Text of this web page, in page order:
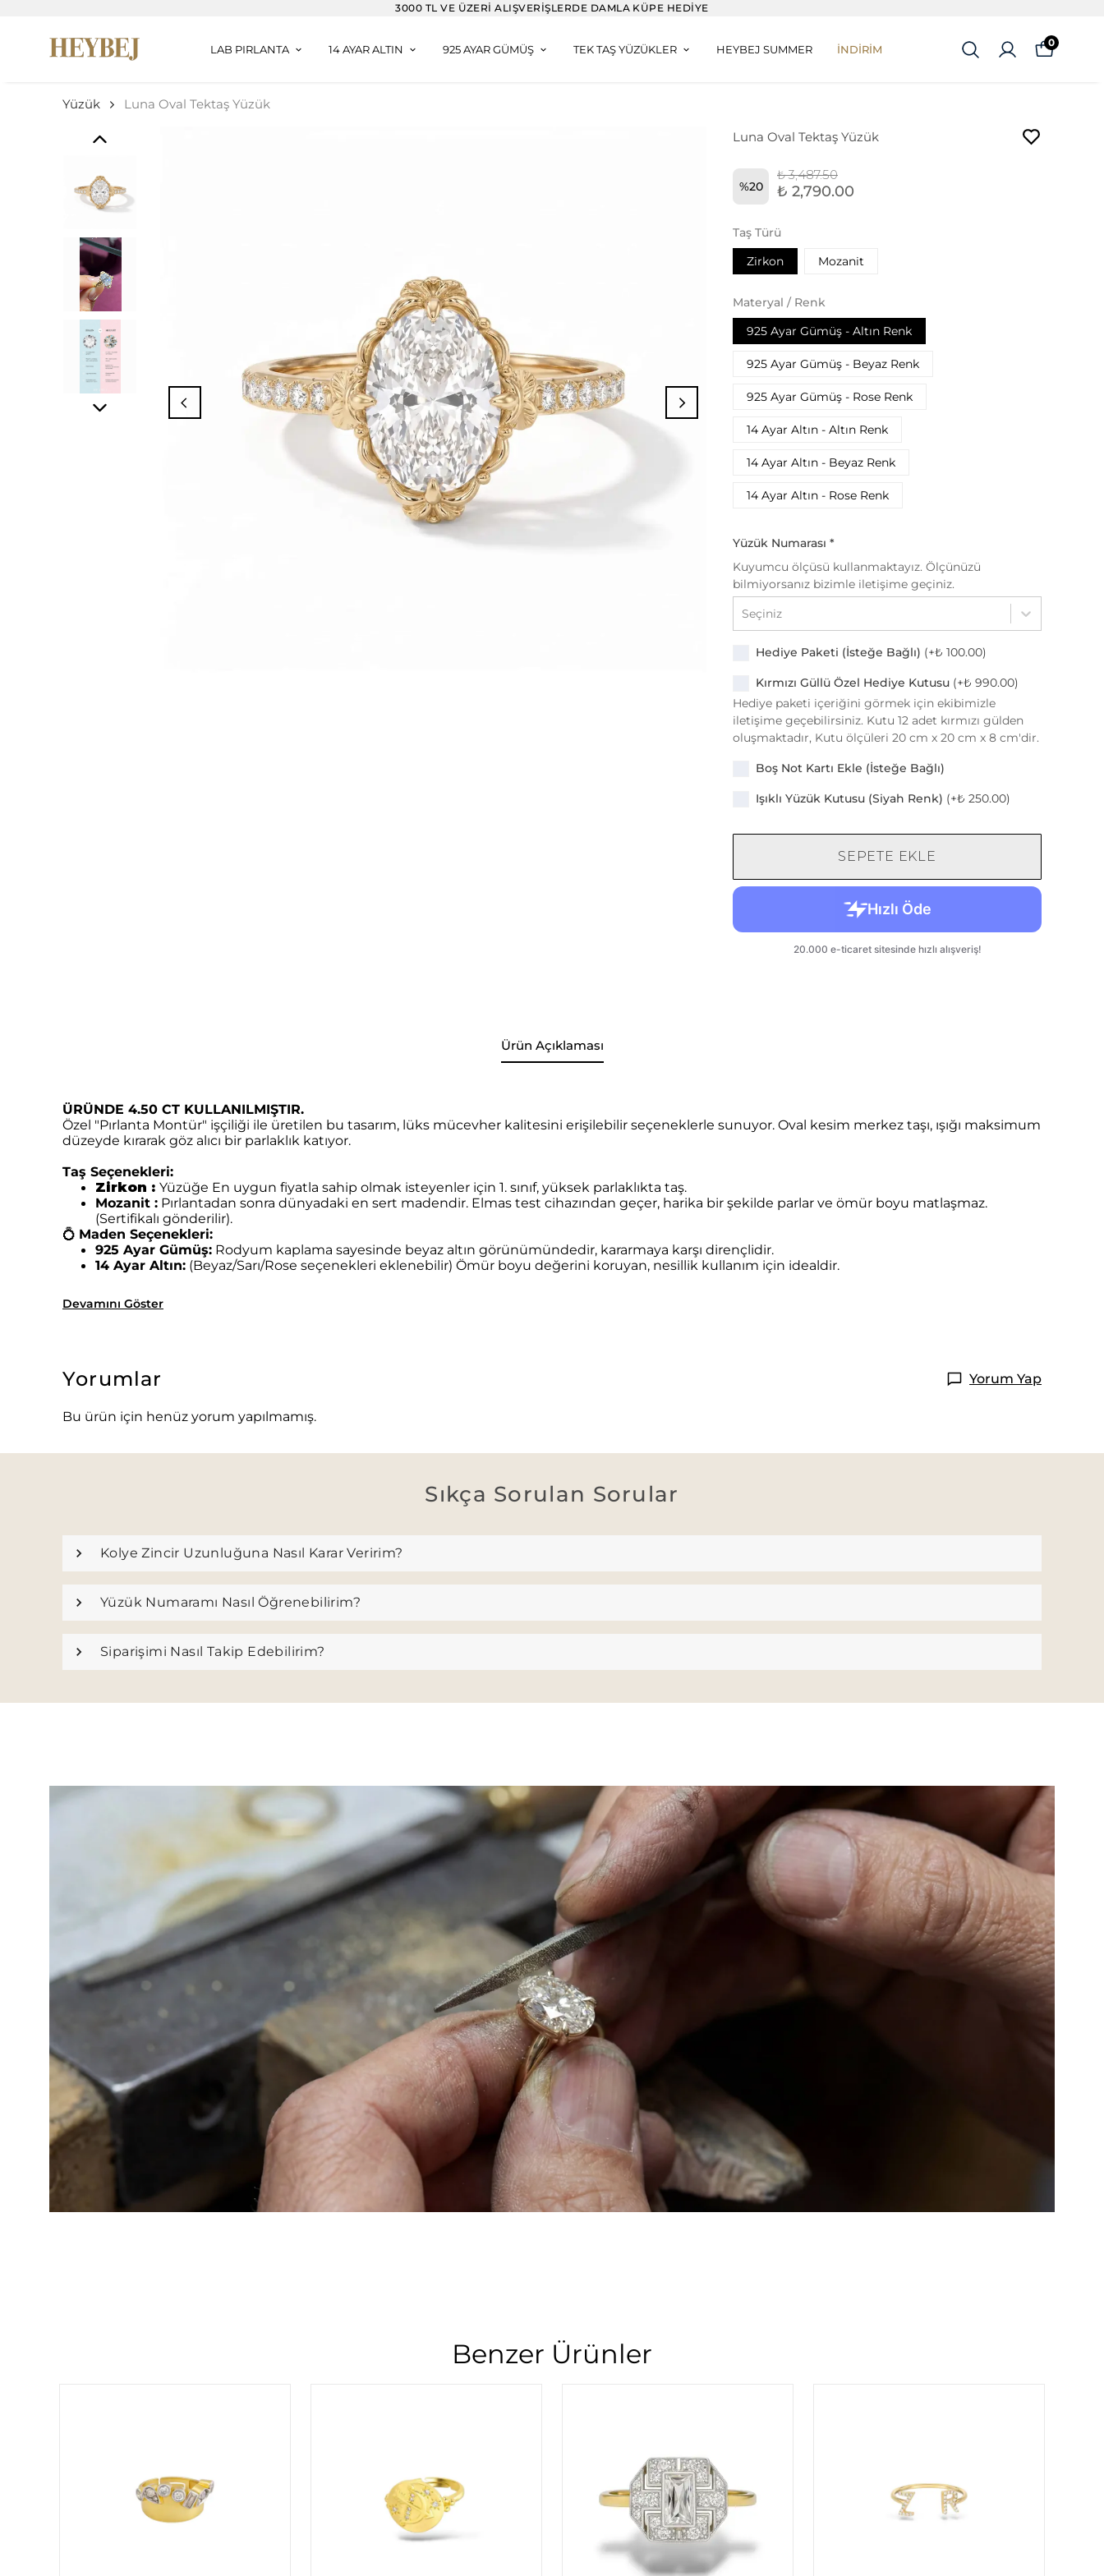
3000 TL VE ÜZERI ALIŞVERIŞLERDE DAMLA KÜPE HEDIYE
LAB PIRLANTA 14 AYAR ALTIN 925 AYAR GÜMÜŞ TEK TAŞ YÜZÜKLER HEYBEJ SUMMER İNDİRİM
0
Yüzük Luna Oval Tektaş Yüzük
Luna Oval Tektaş Yüzük
%20
₺ 3,487.50
₺ 2,790.00
Taş Türü
Zirkon
Mozanit
Materyal / Renk
925 Ayar Gümüş - Altın Renk
925 Ayar Gümüş - Beyaz Renk
925 Ayar Gümüş - Rose Renk
14 Ayar Altın - Altın Renk
14 Ayar Altın - Beyaz Renk
14 Ayar Altın - Rose Renk
Yüzük Numarası *
Kuyumcu ölçüsü kullanmaktayız. Ölçünüzü
bilmiyorsanız bizimle iletişime geçiniz.
Seçiniz
Hediye Paketi (İsteğe Bağlı) (+₺ 100.00)
Kırmızı Güllü Özel Hediye Kutusu (+₺ 990.00)
Hediye paketi içeriğini görmek için ekibimizle
iletişime geçebilirsiniz. Kutu 12 adet kırmızı gülden
oluşmaktadır, Kutu ölçüleri 20 cm x 20 cm x 8 cm'dir.
Boş Not Kartı Ekle (İsteğe Bağlı)
Işıklı Yüzük Kutusu (Siyah Renk) (+₺ 250.00)
SEPETE EKLE
Ürün Açıklaması
ÜRÜNDE 4.50 CT KULLANILMIŞTIR.
Özel "Pırlanta Montür" işçiliği ile üretilen bu tasarım, lüks mücevher kalitesini erişilebilir seçeneklerle sunuyor. Oval kesim merkez taşı, ışığı maksimum
düzeyde kırarak göz alıcı bir parlaklık katıyor.
Taş Seçenekleri:
Zirkon : Yüzüğe En uygun fiyatla sahip olmak isteyenler için 1. sınıf, yüksek parlaklıkta taş.
Mozanit : Pırlantadan sonra dünyadaki en sert madendir. Elmas test cihazından geçer, harika bir şekilde parlar ve ömür boyu matlaşmaz.
(Sertifikalı gönderilir).
💍 Maden Seçenekleri:
925 Ayar Gümüş: Rodyum kaplama sayesinde beyaz altın görünümündedir, kararmaya karşı dirençlidir.
14 Ayar Altın: (Beyaz/Sarı/Rose seçenekleri eklenebilir) Ömür boyu değerini koruyan, nesillik kullanım için idealdir.
Devamını Göster
Yorumlar Yorum Yap
Bu ürün için henüz yorum yapılmamış.
Sıkça Sorulan Sorular
Kolye Zincir Uzunluğuna Nasıl Karar Veririm?
Yüzük Numaramı Nasıl Öğrenebilirim?
Siparişimi Nasıl Takip Edebilirim?
Benzer Ürünler